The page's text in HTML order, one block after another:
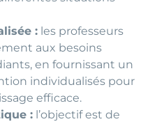
: les professeurs
aux besoins
en fournissant un
individualisés pour
efficace.
: l’objectif est de